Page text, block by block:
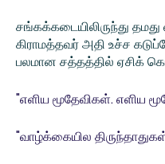
சங்கக்கடையிலிருந்து
கிராமத்தவர் அதி உச்ச
பலமான சத்தத்தில் ஏசிக்
"எளிய மூதேவிகள். எளிய
"வாழ்க்கையில